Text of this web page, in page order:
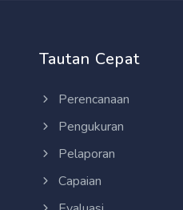
Tautan Cepat
Perencanaan
Pengukuran
Pelaporan
Capaian